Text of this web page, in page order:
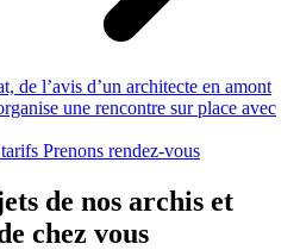
de l’avis d’un architecte en amont
une rencontre sur place avec
Prenons rendez-vous
de nos archis et
chez vous